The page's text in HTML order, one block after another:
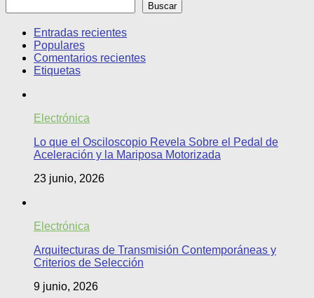
Buscar
Entradas recientes
Populares
Comentarios recientes
Etiquetas
Electrónica
Lo que el Osciloscopio Revela Sobre el Pedal de
Aceleración y la Mariposa Motorizada
23 junio, 2026
Electrónica
Arquitecturas de Transmisión Contemporáneas y
Criterios de Selección
9 junio, 2026